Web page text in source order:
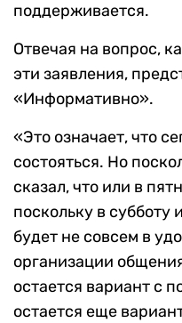
поддерживается.
Отвечая на вопрос,
эти заявления,
«Информативно».
«Это означает, что
состояться. Но
сказал, что или в
поскольку в субботу
будет не совсем в
организации
остается вариант с
остается еще